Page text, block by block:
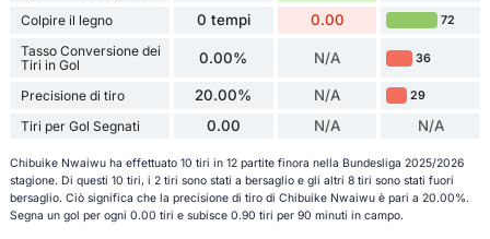
Colpire il legno 0 tempi 0.00 72
Tasso Conversione dei
Tiri in Gol
0.00% N/A 36
Precisione di tiro 20.00% N/A 29
Tiri per Gol Segnati 0.00 N/A N/A
Chibuike Nwaiwu ha effettuato 10 tiri in 12 partite finora nella Bundesliga 2025/2026
stagione. Di questi 10 tiri, i 2 tiri sono stati a bersaglio e gli altri 8 tiri sono stati fuori
bersaglio. Ciò significa che la precisione di tiro di Chibuike Nwaiwu è pari a 20.00%.
Segna un gol per ogni 0.00 tiri e subisce 0.90 tiri per 90 minuti in campo.